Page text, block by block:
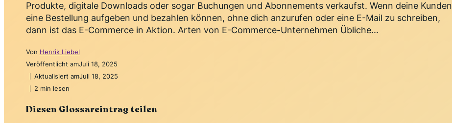
Produkte, digitale Downloads oder sogar Buchungen und Abonnements verkaufst. Wenn deine Kunden
eine Bestellung aufgeben und bezahlen können, ohne dich anzurufen oder eine E-Mail zu schreiben,
dann ist das E-Commerce in Aktion. Arten von E-Commerce-Unternehmen Übliche...
Von Henrik Liebel
Veröffentlicht amJuli 18, 2025
Aktualisiert amJuli 18, 2025
2 min lesen
Diesen Glossareintrag teilen